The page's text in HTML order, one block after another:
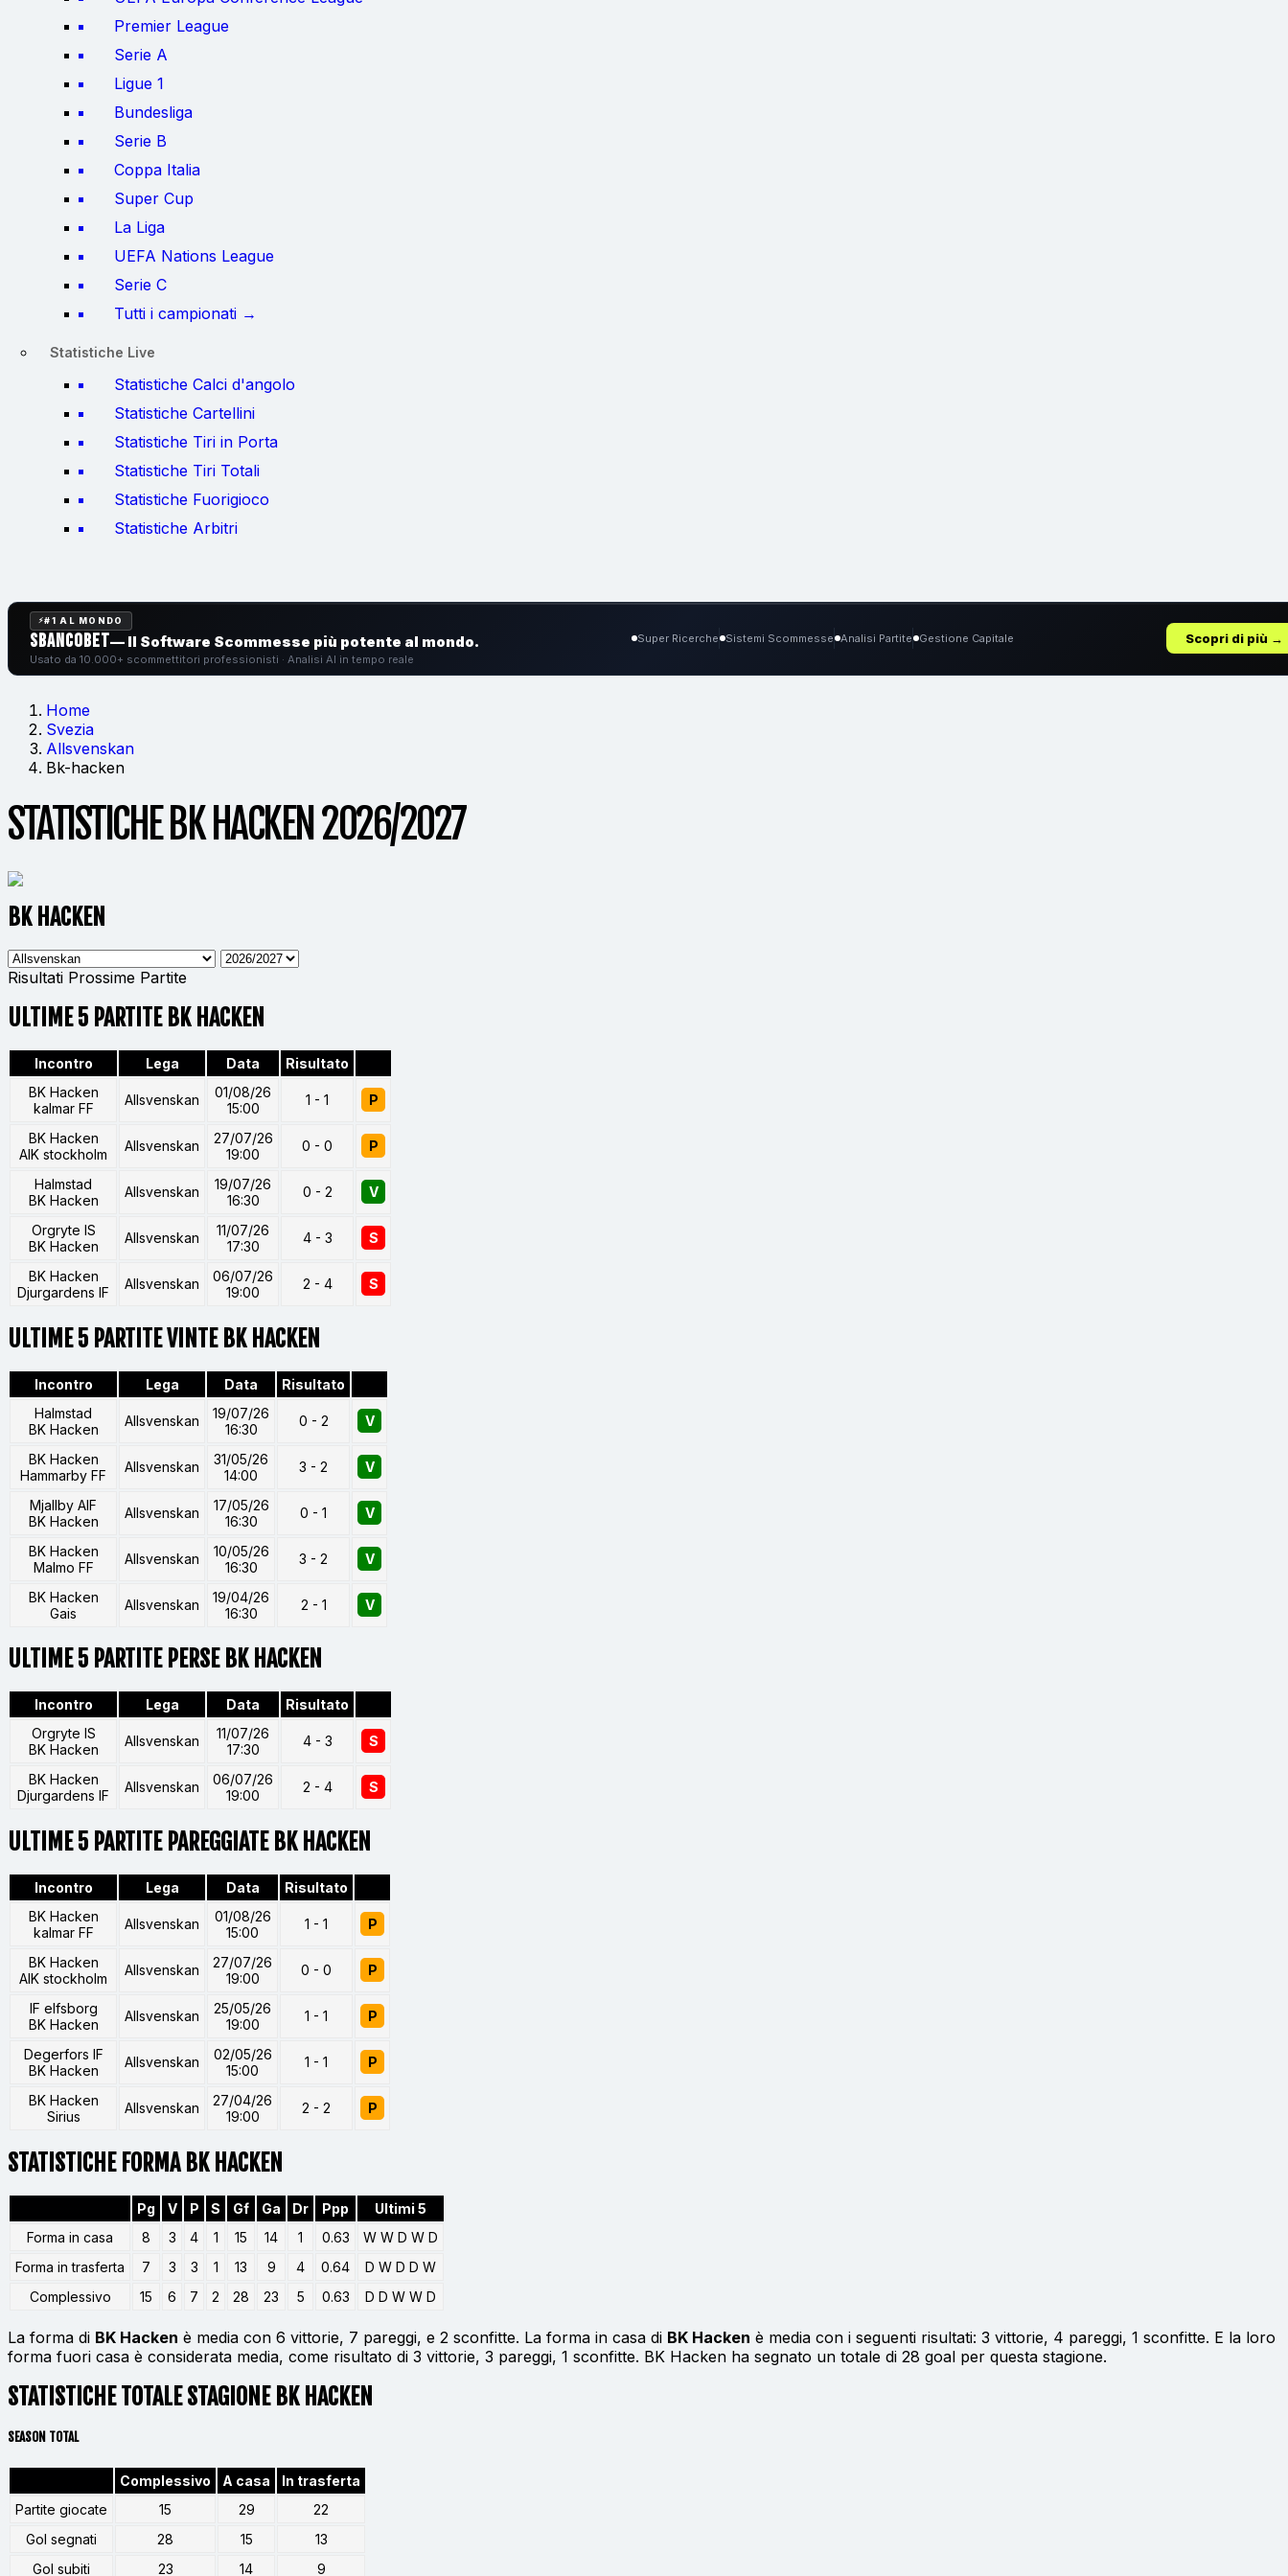
Premier League
Serie A
Ligue 1
Bundesliga
Serie B
Coppa Italia
Super Cup
La Liga
UEFA Nations League
Serie C
Tutti i campionati →
Statistiche Live
Statistiche Calci d'angolo
Statistiche Cartellini
Statistiche Tiri in Porta
Statistiche Tiri Totali
Statistiche Fuorigioco
Statistiche Arbitri
#1 AL MONDO
SbancoBet— Il Software Scommesse più potente al mondo.
Usato da 10.000+ scommettitori professionisti · Analisi AI in tempo reale
Super Ricerche Sistemi Scommesse Analisi Partite Gestione Capitale Scopri di più →
Home
Svezia
Allsvenskan
Bk-hacken
STATISTICHE BK HACKEN 2026/2027
BK HACKEN
Risultati Prossime Partite
ULTIME 5 PARTITE BK HACKEN
Incontro Lega Data
Risultato
BK Hacken
kalmar FF
Allsvenskan
01/08/26
15:00
1 - 1 P
BK Hacken
AIK stockholm
Allsvenskan
27/07/26
19:00
0 - 0 P
Halmstad
BK Hacken
Allsvenskan
19/07/26
16:30
0 - 2 V
Orgryte IS
BK Hacken
Allsvenskan
11/07/26
17:30
4 - 3 S
BK Hacken
Djurgardens IF
Allsvenskan
06/07/26
19:00
2 - 4 S
ULTIME 5 PARTITE VINTE BK HACKEN
Incontro Lega Data
Risultato
Halmstad
BK Hacken
Allsvenskan
19/07/26
16:30
0 - 2 V
BK Hacken
Hammarby FF
Allsvenskan
31/05/26
14:00
3 - 2 V
Mjallby AIF
BK Hacken
Allsvenskan
17/05/26
16:30
0 - 1 V
BK Hacken
Malmo FF
Allsvenskan
10/05/26
16:30
3 - 2 V
BK Hacken
Gais
Allsvenskan
19/04/26
16:30
2 - 1 V
ULTIME 5 PARTITE PERSE BK HACKEN
Incontro Lega Data
Risultato
Orgryte IS
BK Hacken
Allsvenskan
11/07/26
17:30
4 - 3 S
BK Hacken
Djurgardens IF
Allsvenskan
06/07/26
19:00
2 - 4 S
ULTIME 5 PARTITE PAREGGIATE BK HACKEN
Incontro Lega Data
Risultato
BK Hacken
kalmar FF
Allsvenskan
01/08/26
15:00
1 - 1 P
BK Hacken
AIK stockholm
Allsvenskan
27/07/26
19:00
0 - 0 P
IF elfsborg
BK Hacken
Allsvenskan
25/05/26
19:00
1 - 1 P
Degerfors IF
BK Hacken
Allsvenskan
02/05/26
15:00
1 - 1 P
BK Hacken
Sirius
Allsvenskan
27/04/26
19:00
2 - 2 P
STATISTICHE FORMA BK HACKEN
Pg V P S Gf Ga Dr Ppp
Ultimi 5
Forma in casa
8 3 4 1 15 14 1 0.63
W W D W D
Forma in trasferta
7 3 3 1 13 9 4 0.64
D W D D W
Complessivo
15 6 7 2 28 23 5 0.63 D D W W D
La forma di BK Hacken è media con 6 vittorie, 7 pareggi, e 2 sconfitte. La forma in casa di BK Hacken è media con i seguenti risultati: 3 vittorie, 4 pareggi, 1 sconfitte. E la loro
forma fuori casa è considerata media, come risultato di 3 vittorie, 3 pareggi, 1 sconfitte. BK Hacken ha segnato un totale di 28 goal per questa stagione.
STATISTICHE TOTALE STAGIONE BK HACKEN
SEASON TOTAL
Complessivo A casa
In trasferta
Partite giocate
15 29
22
Gol segnati
28 15
13
Gol subiti
23 14 9